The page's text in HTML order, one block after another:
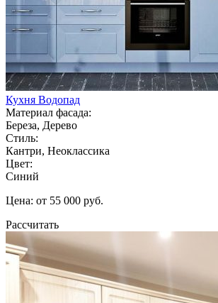
Кухня Водопад
Материал фасада:
Береза, Дерево
Стиль:
Кантри, Неоклассика
Цвет:
Синий
Цена: от 55 000 руб.
Рассчитать